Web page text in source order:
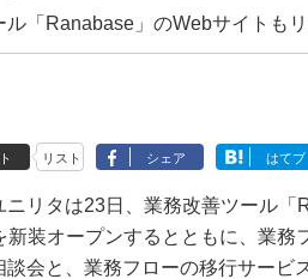
ル「Ranabase」のWebサイトも
リスト シェア はてブ
リタは23日、業務改善ツール「
新装オープンするとともに、業務
談会と、業務フローの移行サービ